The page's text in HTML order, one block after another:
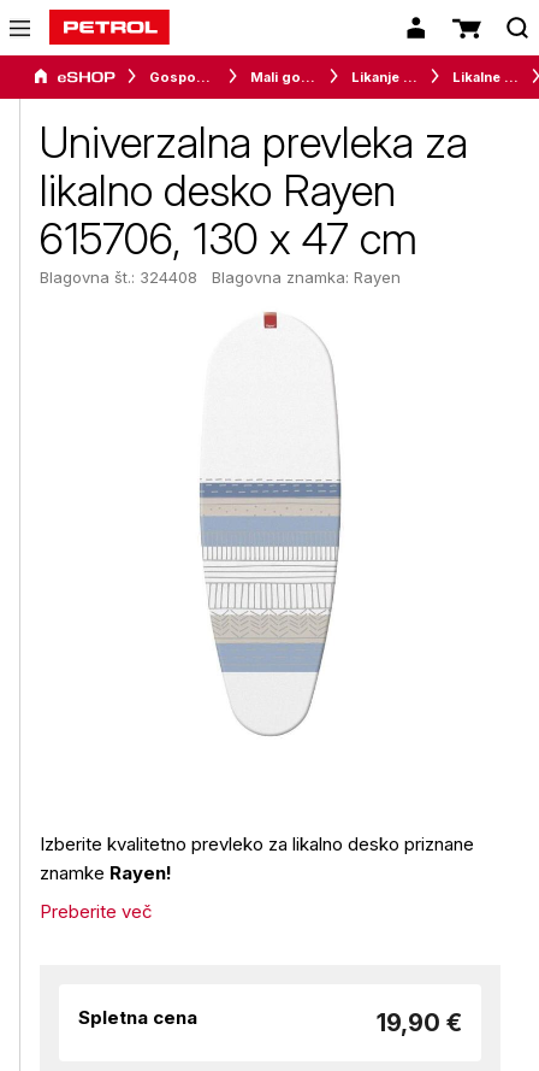
Gospodinjski aparati Mali gospodinjski aparati Likanje in šivanje Likalne deske
Univerzalna prevleka za
likalno desko Rayen
615706, 130 x 47 cm
Blagovna št.: 324408 Blagovna znamka: Rayen
Izberite kvalitetno prevleko za likalno desko priznane
znamke Rayen!
Preberite več
Spletna cena 19,90 €